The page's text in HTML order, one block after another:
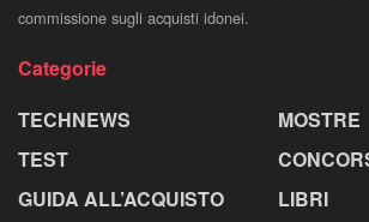
commissione sugli acquisti idonei.
Categorie
TECHNEWS
TEST
GUIDA ALL’ACQUISTO
MOSTRE
LIBRI